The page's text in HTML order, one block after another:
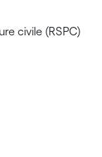
civile (RSPC)